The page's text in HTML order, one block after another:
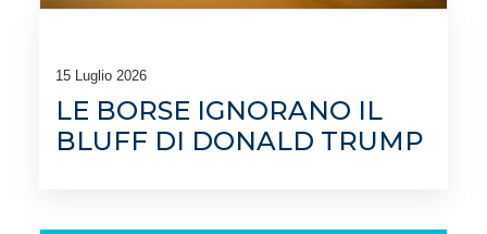
15 Luglio 2026
LE BORSE IGNORANO IL
BLUFF DI DONALD TRUMP